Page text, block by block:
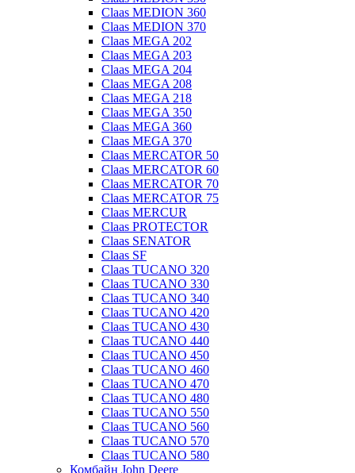
Claas MEDION 360
Claas MEDION 370
Claas MEGA 202
Claas MEGA 203
Claas MEGA 204
Claas MEGA 208
Claas MEGA 218
Claas MEGA 350
Claas MEGA 360
Claas MEGA 370
Claas MERCATOR 50
Claas MERCATOR 60
Claas MERCATOR 70
Claas MERCATOR 75
Claas MERCUR
Claas PROTECTOR
Claas SENATOR
Claas SF
Claas TUCANO 320
Claas TUCANO 330
Claas TUCANO 340
Claas TUCANO 420
Claas TUCANO 430
Claas TUCANO 440
Claas TUCANO 450
Claas TUCANO 460
Claas TUCANO 470
Claas TUCANO 480
Claas TUCANO 550
Claas TUCANO 560
Claas TUCANO 570
Claas TUCANO 580
Комбайн John Deere